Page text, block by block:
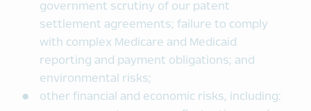
government scrutiny of our patent
settlement agreements; failure to comply
with complex Medicare and Medicaid
reporting and payment obligations; and
environmental risks;
other financial and economic risks, including: